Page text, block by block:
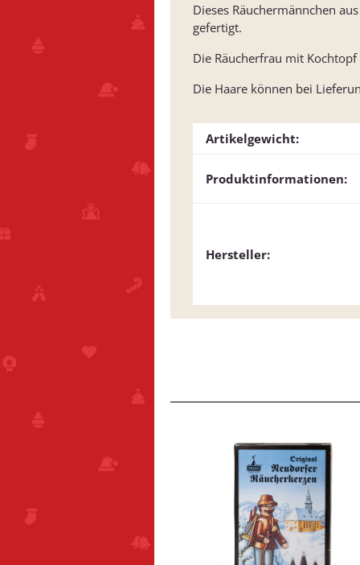
Dieses Räuchermännchen
gefertigt.
Die Räucherfrau mit
Die Haare können bei
Artikelgewicht:
Produktinformationen:
Hersteller: